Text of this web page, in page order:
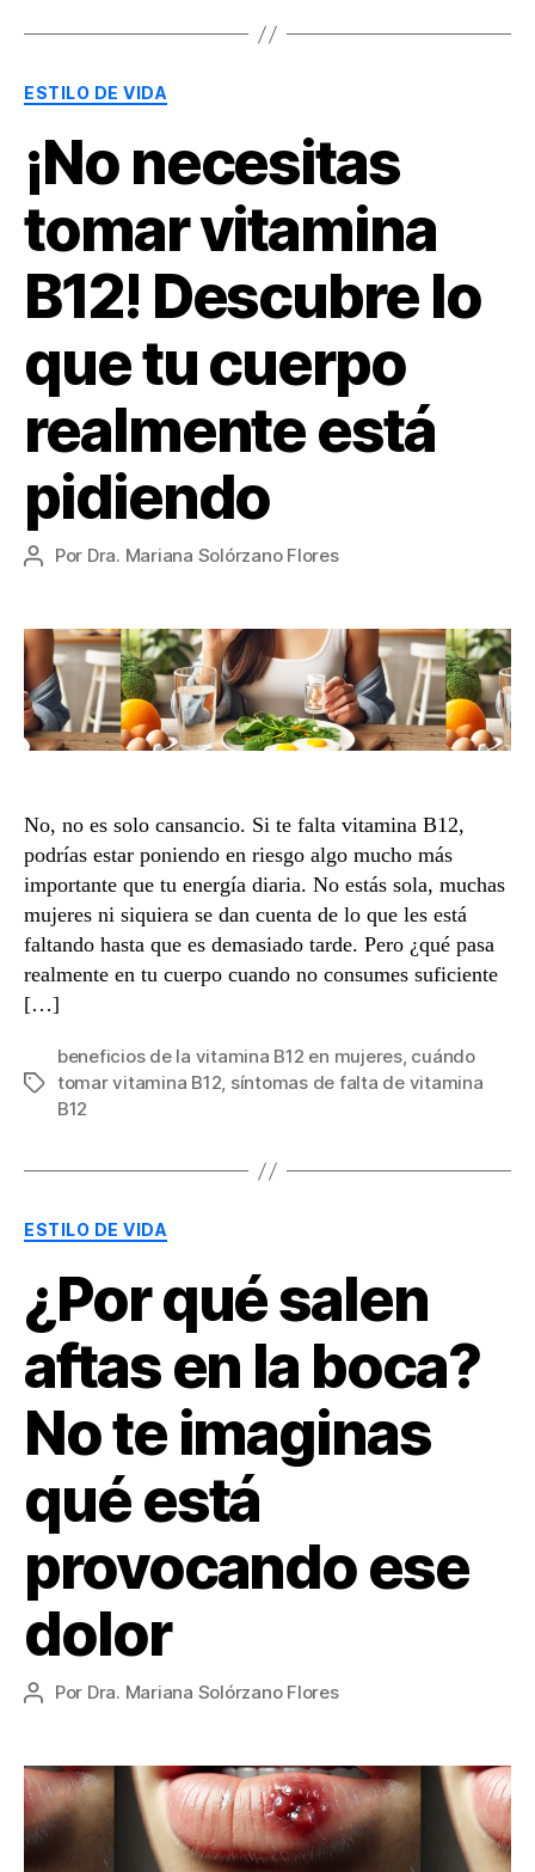
ESTILO DE VIDA
¡No necesitas
tomar vitamina
B12! Descubre lo
que tu cuerpo
realmente está
pidiendo
Autor
entrada
Por Dra. Mariana Solórzano Flores
No, no es solo cansancio. Si te falta vitamina B12,
podrías estar poniendo en riesgo algo mucho más
importante que tu energía diaria. No estás sola, muchas
mujeres ni siquiera se dan cuenta de lo que les está
faltando hasta que es demasiado tarde. Pero ¿qué pasa
realmente en tu cuerpo cuando no consumes suficiente
[…]
Etiquetas
beneficios de la vitamina B12 en mujeres, cuándo
tomar vitamina B12, síntomas de falta de vitamina
B12
ESTILO DE VIDA
¿Por qué salen
aftas en la boca?
No te imaginas
qué está
provocando ese
dolor
Autor
entrada
Por Dra. Mariana Solórzano Flores